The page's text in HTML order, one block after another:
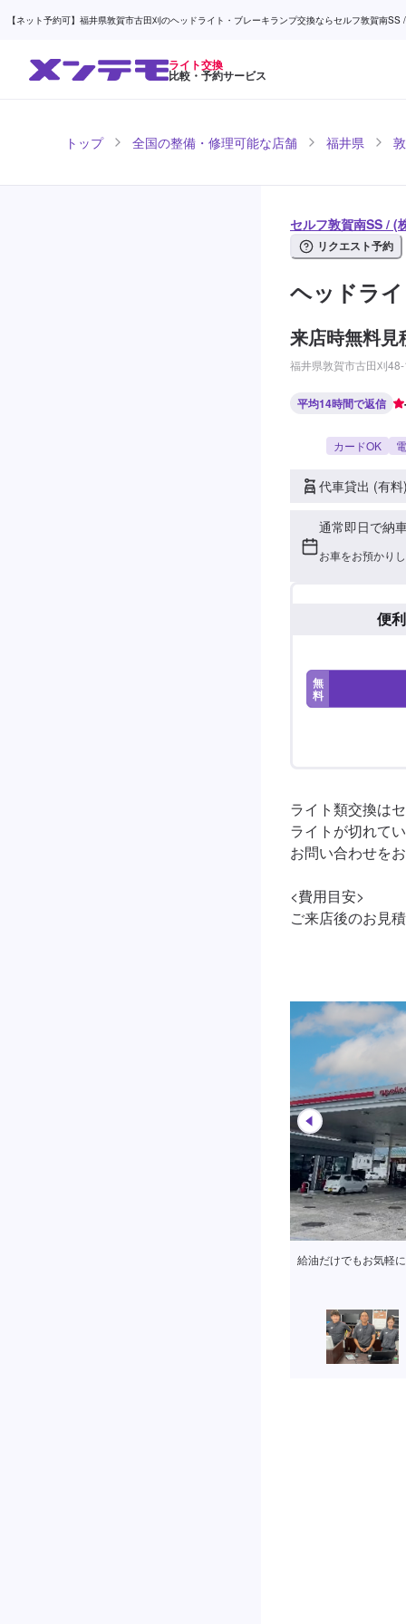
【ネット予約可】福井県敦賀市古田刈のヘッドライト・ブレーキランプ交換ならセルフ敦賀南
ライト交換
比較・予約サービス
トップ 全国の整備・修理可能な店舗 福井県
セルフ敦賀南SS / (
リクエスト予約
ヘッドラ
来店時無料見
福井県敦賀市古田刈
平均14時間で返信
カードOK
代車貸出 (有
通常即日で納
お車をお預かり
便
無
料
ライト類交換は
ライトが切れて
お問い合わせを
<費用目安>
ご来店後のお見
給油だけでもお気軽